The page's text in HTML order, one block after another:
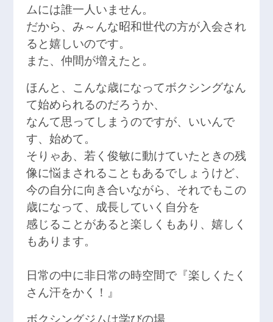
ムには誰一人いません。
だから、み～んな昭和世代の方が入会され
ると嬉しいのです。
また、仲間が増えたと。
ほんと、こんな歳になってボクシングなん
て始められるのだろうか、
なんて思ってしまうのですが、いいんで
す、始めて。
そりゃあ、若く俊敏に動けていたときの残
像に悩まされることもあるでしょうけど、
今の自分に向き合いながら、それでもこの
歳になって、成長していく自分を
感じることがあると楽しくもあり、嬉しく
もあります。
日常の中に非日常の時空間で『楽しくたく
さん汗をかく！』
ボクシングジムは学びの場。